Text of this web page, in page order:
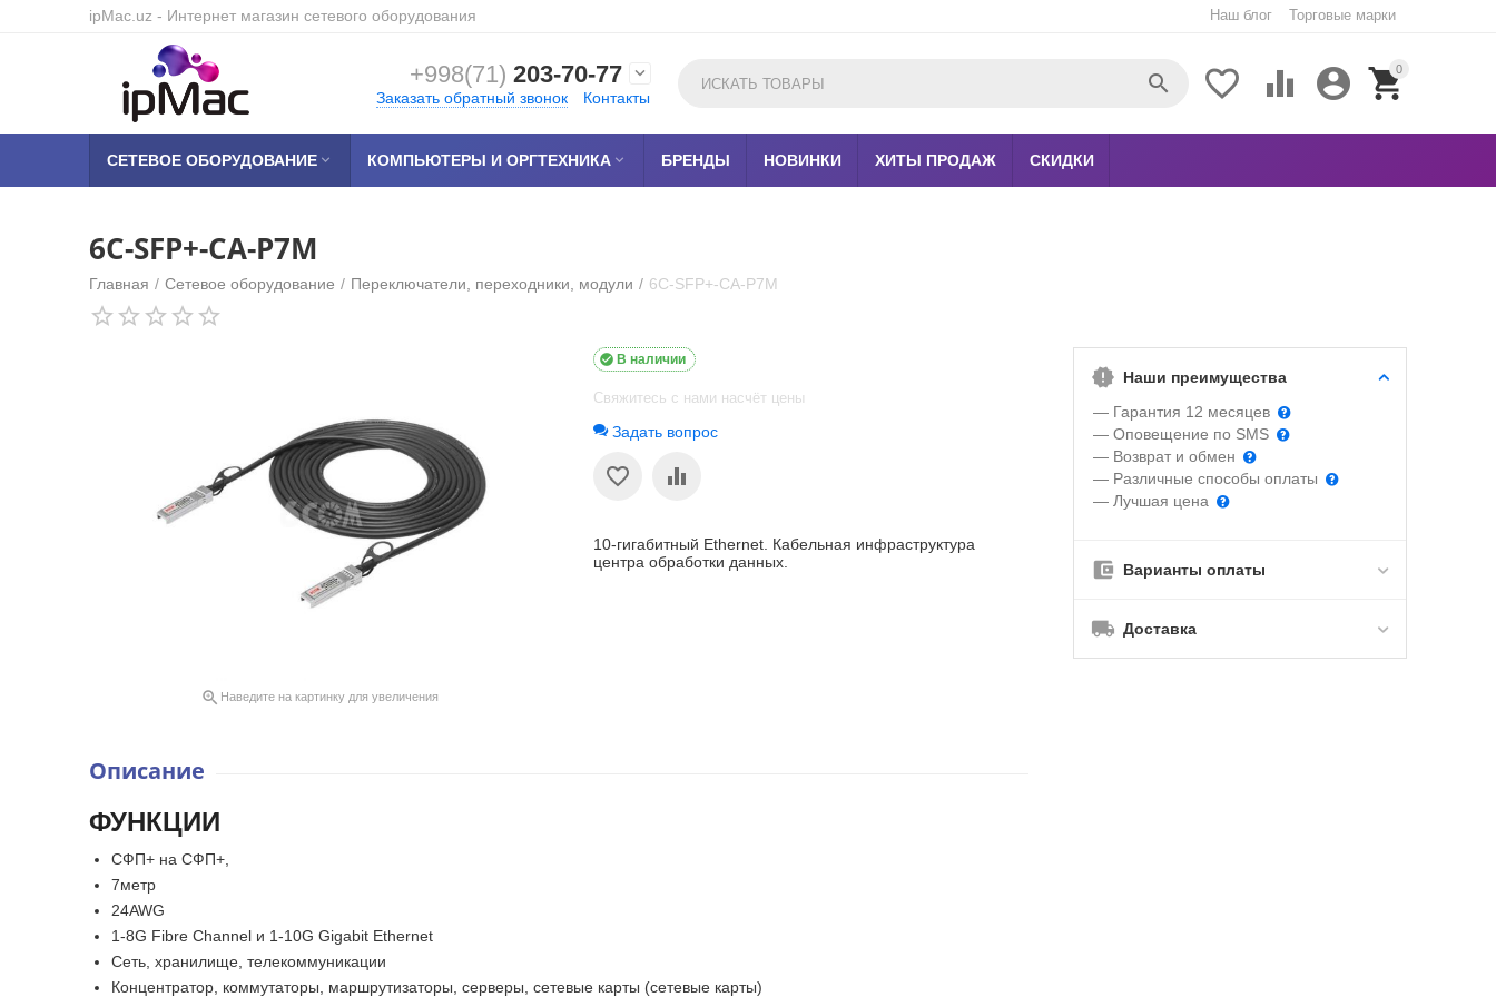
ipMac.uz - Интернет магазин сетевого оборудования Наш блог Торговые марки
+998(71) 203-70-77 
Заказать обратный звонок Контакты
0


 

СЕТЕВОЕ ОБОРУДОВАНИЕ  КОМПЬЮТЕРЫ И ОРГТЕХНИКА  БРЕНДЫ НОВИНКИ ХИТЫ ПРОДАЖ СКИДКИ
6C-SFP+-CA-P7M
Главная / Сетевое оборудование / Переключатели, переходники, модули / 6C-SFP+-CA-P7M
 Наведите на картинку для увеличения
В наличии

Свяжитесь с нами насчёт цены
Задать вопрос
10-гигабитный Ethernet. Кабельная инфраструктура
центра обработки данных.
Наши преимущества
— Гарантия 12 месяцев
— Оповещение по SMS
— Возврат и обмен
— Различные способы оплаты
— Лучшая цена
Варианты оплаты
Доставка
Описание
ФУНКЦИИ
СФП+ на СФП+,
7метр
24AWG
1-8G Fibre Channel и 1-10G Gigabit Ethernet
Сеть, хранилище, телекоммуникации
Концентратор, коммутаторы, маршрутизаторы, серверы, сетевые карты (сетевые карты)